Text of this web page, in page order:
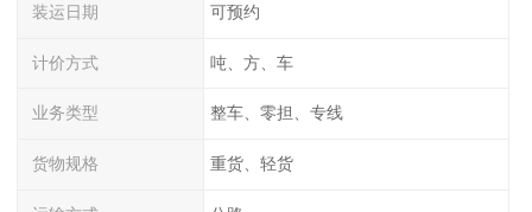
装运日期 可预约
计价方式 吨、方、车
业务类型 整车、零担、专线
货物规格 重货、轻货